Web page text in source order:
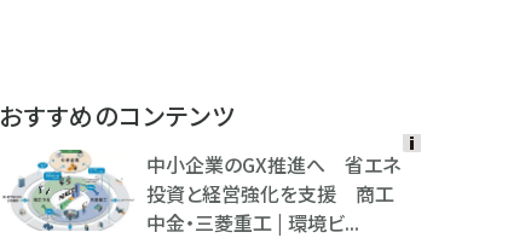
おすすめのコンテンツ
中小企業のGX推進へ 省エネ
投資と経営強化を支援 商工
中金・三菱重工 | 環境ビ...